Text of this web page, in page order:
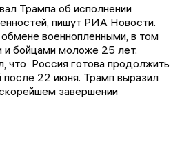
Трампа об исполнении
пишут РИА Новости.
военнопленными, в том
и бойцами моложе 25 лет.
что Россия готова продолжить
после 22 июня. Трамп выразил
завершении